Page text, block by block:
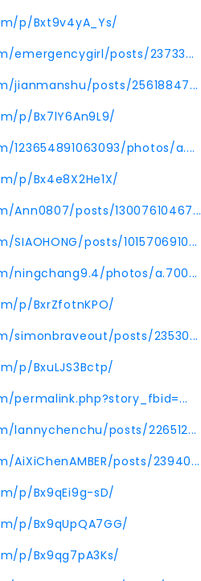
p/Bxt9v4yA_Ys/
emergencygirl/posts/23733...
jianmanshu/posts/25618847...
p/Bx7lY6An9L9/
photos/a....
p/Bx4e8X2He1X/
posts/13007610467...
posts/1015706910...
ningchang9.4/photos/a.700...
p/BxrZfotnKPO/
simonbraveout/posts/23530...
p/BxuLJS3Bctp/
permalink.php?story_fbid=...
lannychenchu/posts/226512...
posts/23940...
p/Bx9qEi9g-sD/
p/Bx9qUpQA7GG/
p/Bx9qg7pA3Ks/